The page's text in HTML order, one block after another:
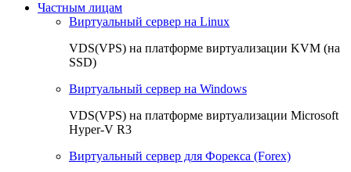
Частным лицам
Виртуальный сервер на Linux
VDS(VPS) на платформе виртуализации KVM (на
SSD)
Виртуальный сервер на Windows
VDS(VPS) на платформе виртуализации Microsoft
Hyper-V R3
Виртуальный сервер для Форекса (Forex)